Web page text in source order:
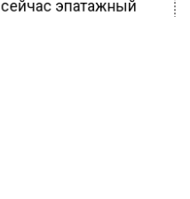
эпатажный